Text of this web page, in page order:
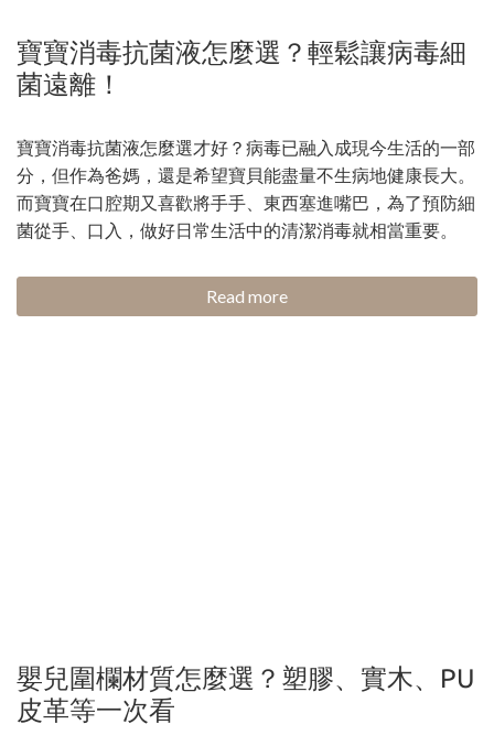
寶寶消毒抗菌液怎麼選？輕鬆讓病毒細
菌遠離！
寶寶消毒抗菌液怎麼選才好？病毒已融入成現今生活的一部
分，但作為爸媽，還是希望寶貝能盡量不生病地健康長大。
而寶寶在口腔期又喜歡將手手、東西塞進嘴巴，為了預防細
菌從手、口入，做好日常生活中的清潔消毒就相當重要。
Read more
嬰兒圍欄材質怎麼選？塑膠、實木、PU
皮革等一次看